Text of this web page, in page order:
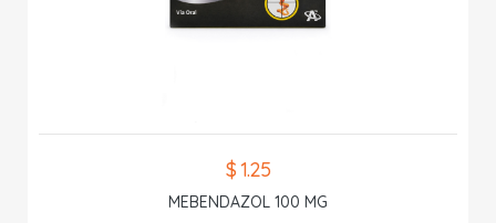
$ 1.25
MEBENDAZOL 100 MG